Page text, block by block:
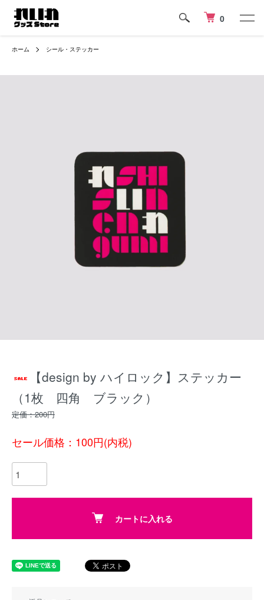
0
ホーム シール・ステッカー
【design by ハイロック】ステッカー
（1枚 四角 ブラック）
定価：200円
セール価格：100円(内税)
カートに入れる